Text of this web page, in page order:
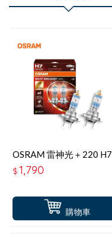
購物車
OSRAM 雷神光＋220 H7
64210NB【升級版】
$1,790